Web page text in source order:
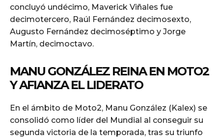
concluyó undécimo, Maverick Viñales fue
decimotercero, Raúl Fernández decimosexto,
Augusto Fernández decimoséptimo y Jorge
Martín, decimoctavo.
MANU GONZÁLEZ REINA EN MOTO2
Y AFIANZA EL LIDERATO
En el ámbito de Moto2, Manu González (Kalex) se
consolidó como líder del Mundial al conseguir su
segunda victoria de la temporada, tras su triunfo